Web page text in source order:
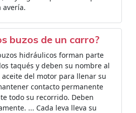
avería.
buzos de un carro?
hidráulicos forman parte
taqués y deben su nombre al
del motor para llenar su
contacto permanente
todo su recorrido. Deben
... Cada leva lleva su